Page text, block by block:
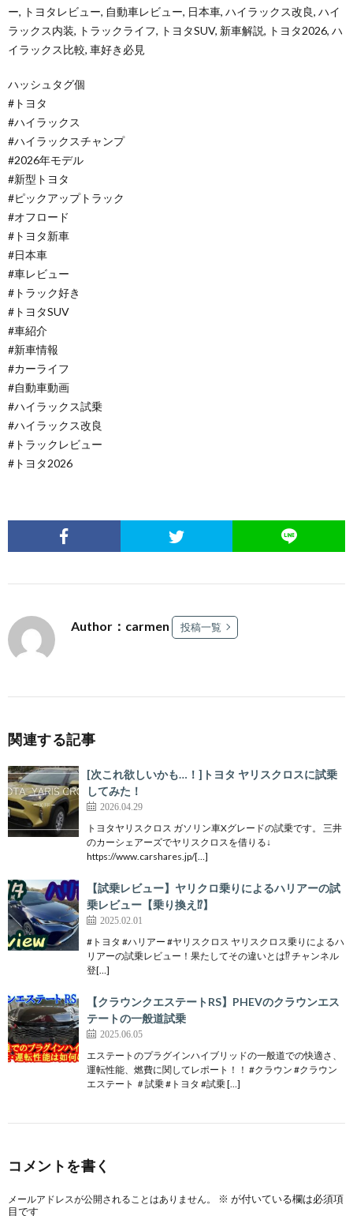
ー, トヨタレビュー, 自動車レビュー, 日本車, ハイラックス改良, ハイ
ラックス内装, トラックライフ, トヨタSUV, 新車解説, トヨタ2026, ハ
イラックス比較, 車好き必見
ハッシュタグ個
#トヨタ
#ハイラックス
#ハイラックスチャンプ
#2026年モデル
#新型トヨタ
#ピックアップトラック
#オフロード
#トヨタ新車
#日本車
#車レビュー
#トラック好き
#トヨタSUV
#車紹介
#新車情報
#カーライフ
#自動車動画
#ハイラックス試乗
#ハイラックス改良
#トラックレビュー
#トヨタ2026
Author：carmen 投稿一覧
関連する記事
[次これ欲しいかも…！]トヨタ ヤリスクロスに試乗
してみた！
2026.04.29
トヨタヤリスクロス ガソリン車Xグレードの試乗です。 三井
のカーシェアーズでヤリスクロスを借りる↓
https://www.carshares.jp/[…]
【試乗レビュー】ヤリクロ乗りによるハリアーの試
乗レビュー【乗り換え⁉️】
2025.02.01
#トヨタ #ハリアー #ヤリスクロス ヤリスクロス乗りによるハ
リアーの試乗レビュー！果たしてその違いとは⁉️ チャンネル
登[…]
【クラウンクエステートRS】PHEVのクラウンエス
テートの一般道試乗
2025.06.05
エステートのプラグインハイブリッドの一般道での快適さ、
運転性能、燃費に関してレポート！！ #クラウン #クラウン
エステート ＃試乗 #トヨタ #試乗 […]
コメントを書く
メールアドレスが公開されることはありません。 ※ が付いている欄は必須項
目です